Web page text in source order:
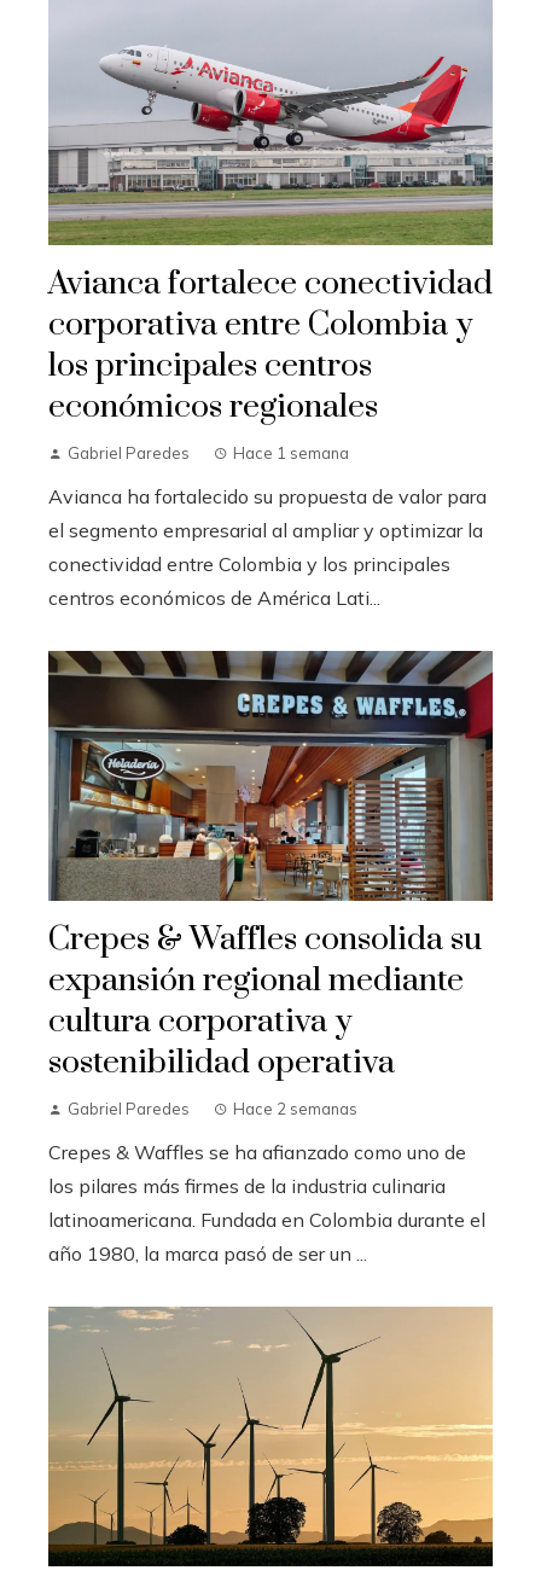
Avianca fortalece conectividad
corporativa entre Colombia y
los principales centros
económicos regionales
Gabriel Paredes Hace 1 semana
Avianca ha fortalecido su propuesta de valor para
el segmento empresarial al ampliar y optimizar la
conectividad entre Colombia y los principales
centros económicos de América Lati...
Crepes & Waffles consolida su
expansión regional mediante
cultura corporativa y
sostenibilidad operativa
Gabriel Paredes Hace 2 semanas
Crepes & Waffles se ha afianzado como uno de
los pilares más firmes de la industria culinaria
latinoamericana. Fundada en Colombia durante el
año 1980, la marca pasó de ser un ...